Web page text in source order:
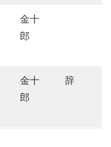
金十
郎
金十
郎
辞